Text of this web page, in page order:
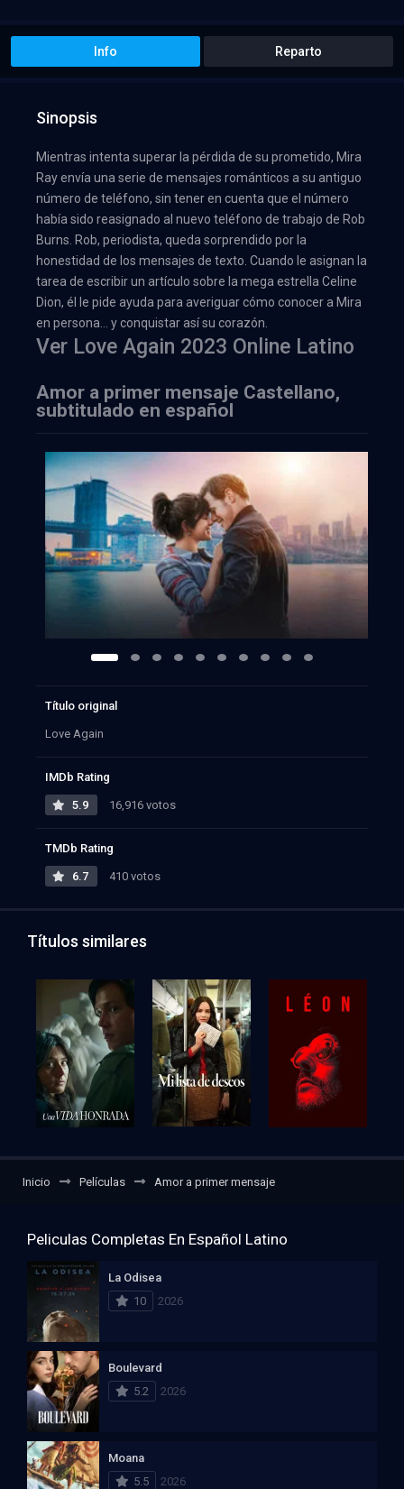
Info Reparto
Sinopsis
Mientras intenta superar la pérdida de su prometido, Mira
Ray envía una serie de mensajes románticos a su antiguo
número de teléfono, sin tener en cuenta que el número
había sido reasignado al nuevo teléfono de trabajo de Rob
Burns. Rob, periodista, queda sorprendido por la
honestidad de los mensajes de texto. Cuando le asignan la
tarea de escribir un artículo sobre la mega estrella Celine
Dion, él le pide ayuda para averiguar cómo conocer a Mira
en persona… y conquistar así su corazón.
Ver Love Again 2023 Online Latino
Amor a primer mensaje Castellano,
subtitulado en español
Título original
Love Again
IMDb Rating
5.9 16,916 votos
TMDb Rating
6.7 410 votos
Títulos similares
Inicio Películas Amor a primer mensaje
Peliculas Completas En Español Latino
La Odisea
10
2026
Boulevard
5.2
2026
Moana
5.5
2026